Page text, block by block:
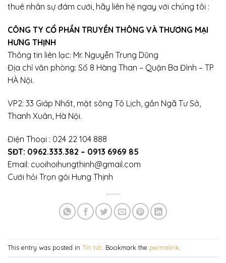
thuê nhân sự đám cưới, hãy liên hệ ngay với chúng tôi :
CÔNG TY CỔ PHẦN TRUYỀN THÔNG VÀ THƯƠNG MẠI
HƯNG THỊNH
Thông tin liên lạc: Mr. Nguyễn Trung Dũng
Địa chỉ văn phòng: Số 8 Hàng Than – Quận Ba Đình – TP
HÀ Nội.
VP2: 33 Giáp Nhất, mặt sông Tô Lịch, gần Ngã Tư Sở,
Thanh Xuân, Hà Nội.
Điện Thoại : 024 22 104 888
SĐT: 0962.333.382 – 0913 6969 85
Email: cuoihoihungthinh@gmail.com
Cưới hỏi Trọn gói Hưng Thịnh
This entry was posted in Tin tức . Bookmark the permalink